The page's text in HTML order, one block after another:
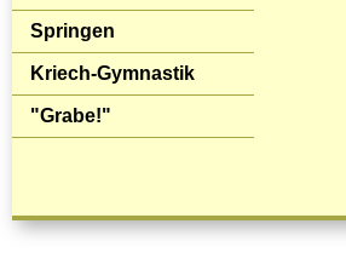
Springen
Kriech-Gymnastik
"Grabe!"